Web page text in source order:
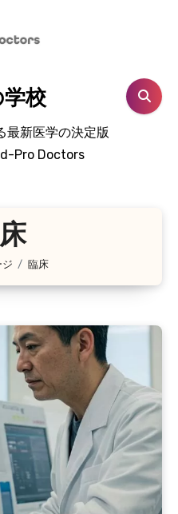
学校
最新医学の決定版
Pro Doctors
臨床